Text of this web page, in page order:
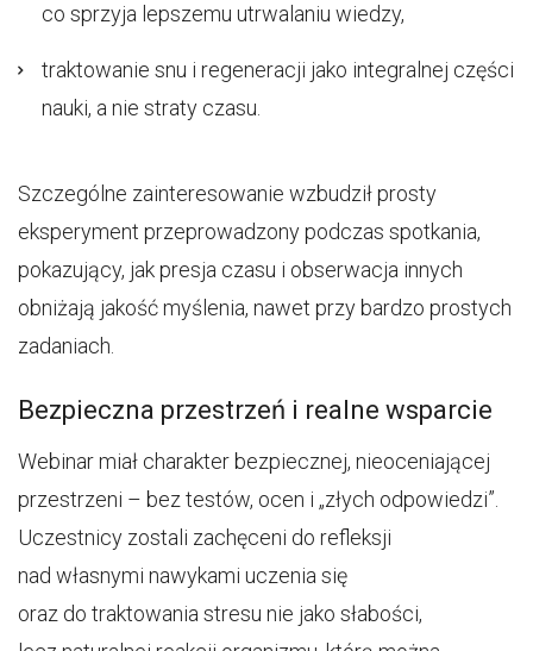
co sprzyja lepszemu utrwalaniu wiedzy,
traktowanie snu i regeneracji jako integralnej części
nauki, a nie straty czasu.
Szczególne zainteresowanie wzbudził prosty
eksperyment przeprowadzony podczas spotkania,
pokazujący, jak presja czasu i obserwacja innych
obniżają jakość myślenia, nawet przy bardzo prostych
zadaniach.
Bezpieczna przestrzeń i realne wsparcie
Webinar miał charakter bezpiecznej, nieoceniającej
przestrzeni – bez testów, ocen i „złych odpowiedzi”.
Uczestnicy zostali zachęceni do refleksji
nad własnymi nawykami uczenia się
oraz do traktowania stresu nie jako słabości,